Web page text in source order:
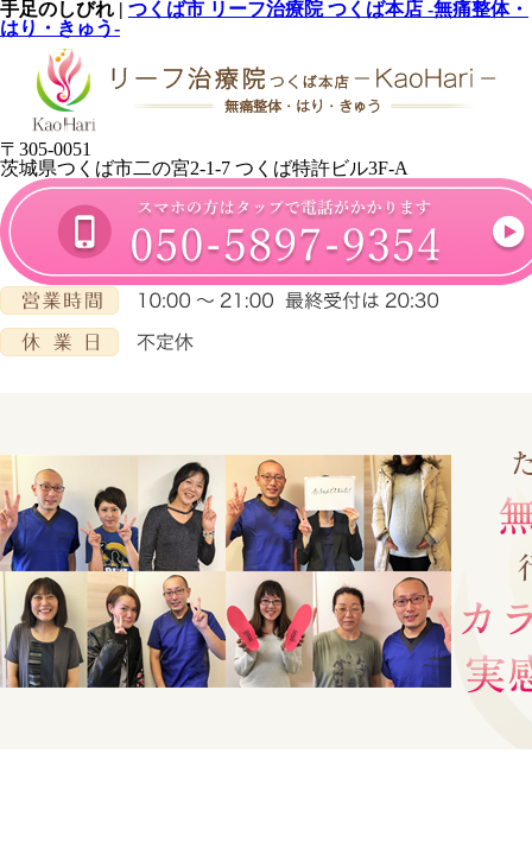
手足のしびれ | つくば市 リーフ治療院 つくば本店 -無痛整体・
はり・きゅう-
〒305-0051
茨城県つくば市二の宮2-1-7 つくば特許ビル3F-A